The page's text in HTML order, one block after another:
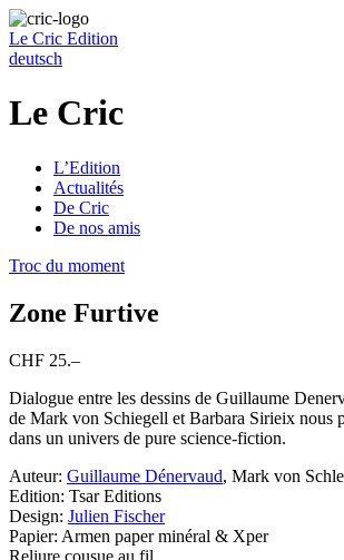
Le Cric Edition
deutsch
Le Cric
L’Edition
Actualités
De Cric
De nos amis
Troc du moment
Zone Furtive
CHF 25.–
Dialogue entre les dessins de Guillaume
de Mark von Schiegell et Barbara Sirieix nous
dans un univers de pure science-fiction.
Auteur: Guillaume Dénervaud, Mark von
Edition: Tsar Editions
Design: Julien Fischer
Papier: Armen paper minéral & Xper
Reliure cousue au fil